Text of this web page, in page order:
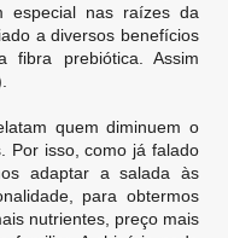
especial nas raízes da
a diversos benefícios
fibra prebiótica. Assim
quem diminuem o
Por isso, como já falado
adaptar a salada às
para obtermos
nutrientes, preço mais